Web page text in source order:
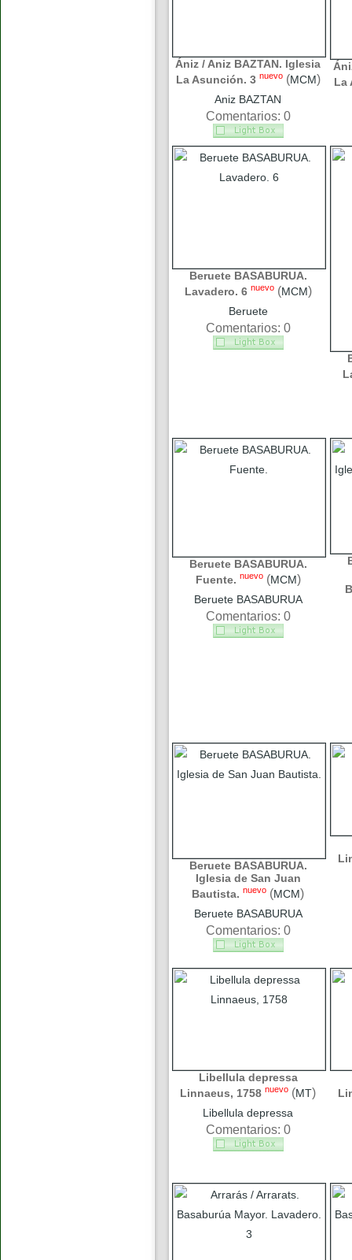
Ániz / Aniz BAZTAN. Iglesia
La Asunción. 3 nuevo (MCM)
Aniz BAZTAN
Comentarios: 0
La
Beruete BASABURUA.
Lavadero. 6 nuevo (MCM)
Beruete
Comentarios: 0
Beruete BASABURUA.
Fuente. nuevo (MCM)
Beruete BASABURUA
Comentarios: 0
Beruete BASABURUA.
Iglesia de San Juan
Bautista. nuevo (MCM)
Beruete BASABURUA
Comentarios: 0
Libellula depressa
Linnaeus, 1758 nuevo (MT)
Libellula depressa
Comentarios: 0